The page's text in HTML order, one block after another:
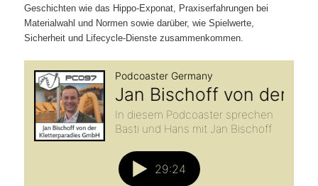
Geschichten wie das Hippo‑Exponat, Praxiserfahrungen bei
Materialwahl und Normen sowie darüber, wie Spielwerte,
Sicherheit und Lifecycle‑Dienste zusammenkommen.